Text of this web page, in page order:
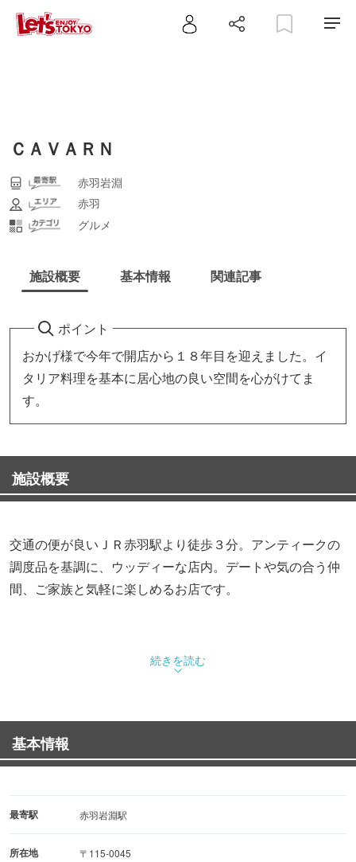
ＣＡＶＡＲＮ
赤羽岩淵
赤羽
グルメ
施設概要 基本情報 関連記事
ポイント
おかげ様で今年で開店から１８年目を迎えました。イ
タリア料理を基本に居心地の良い空間を心がけてま
す。
施設概要
交通の便が良いＪＲ赤羽駅より徒歩３分。アンティークの
調度品を基調に、ウッディーな店内。デートや気の合う仲
間、ご家族と気軽に楽しめるお店です。
続きを読む
基本情報
最寄駅 赤羽岩淵駅
所在地
〒115-0045